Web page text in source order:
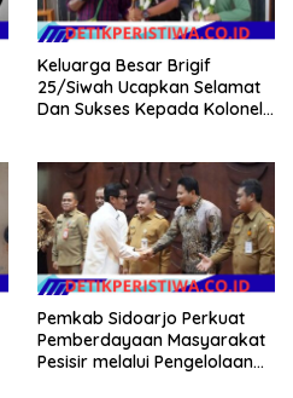
Keluarga Besar Brigif
25/Siwah Ucapkan Selamat
Dan Sukses Kepada Kolonel
Pemkab Sidoarjo Perkuat
Pemberdayaan Masyarakat
Pesisir melalui Pengelolaan